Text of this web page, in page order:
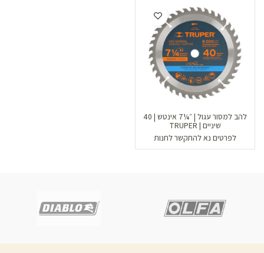
להב למסור עגול | ״¼7 אינטש | 40
שיניים | TRUPER
לפרטים נא להתקשר לחנות